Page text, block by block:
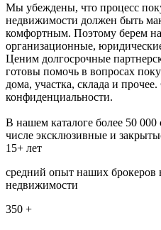
Мы убеждены, что процесс
недвижимости должен быть
комфортным. Поэтому берем
организационные,
Ценим долгосрочные
готовы помочь в вопросах
дома, участка, склада и
конфиденциальности.
В нашем каталоге более 50
числе эксклюзивные и
15+ лет
средний опыт наших брокеров
недвижимости
350 +